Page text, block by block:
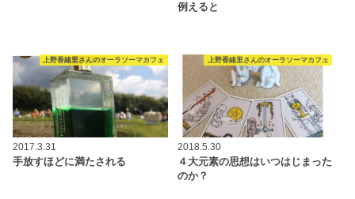
例えると
上野香緒里さんのオーラソーマカフェ
2017.3.31
手放すほどに満たされる
上野香緒里さんのオーラソーマカフェ
2018.5.30
４大元素の思想はいつはじまった
のか？